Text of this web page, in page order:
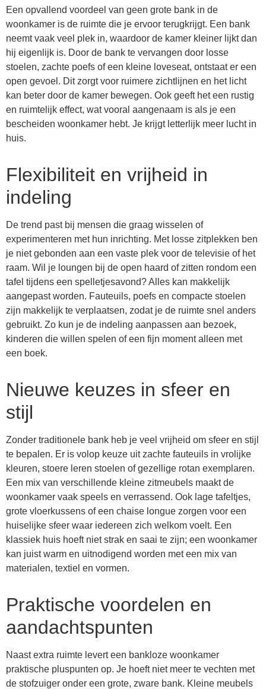
Een opvallend voordeel van geen grote bank in de
woonkamer is de ruimte die je ervoor terugkrijgt. Een bank
neemt vaak veel plek in, waardoor de kamer kleiner lijkt dan
hij eigenlijk is. Door de bank te vervangen door losse
stoelen, zachte poefs of een kleine loveseat, ontstaat er een
open gevoel. Dit zorgt voor ruimere zichtlijnen en het licht
kan beter door de kamer bewegen. Ook geeft het een rustig
en ruimtelijk effect, wat vooral aangenaam is als je een
bescheiden woonkamer hebt. Je krijgt letterlijk meer lucht in
huis.
Flexibiliteit en vrijheid in
indeling
De trend past bij mensen die graag wisselen of
experimenteren met hun inrichting. Met losse zitplekken ben
je niet gebonden aan een vaste plek voor de televisie of het
raam. Wil je loungen bij de open haard of zitten rondom een
tafel tijdens een spelletjesavond? Alles kan makkelijk
aangepast worden. Fauteuils, poefs en compacte stoelen
zijn makkelijk te verplaatsen, zodat je de ruimte snel anders
gebruikt. Zo kun je de indeling aanpassen aan bezoek,
kinderen die willen spelen of een fijn moment alleen met
een boek.
Nieuwe keuzes in sfeer en
stijl
Zonder traditionele bank heb je veel vrijheid om sfeer en stijl
te bepalen. Er is volop keuze uit zachte fauteuils in vrolijke
kleuren, stoere leren stoelen of gezellige rotan exemplaren.
Een mix van verschillende kleine zitmeubels maakt de
woonkamer vaak speels en verrassend. Ook lage tafeltjes,
grote vloerkussens of een chaise longue zorgen voor een
huiselijke sfeer waar iedereen zich welkom voelt. Een
klassiek huis hoeft niet strak en saai te zijn; een woonkamer
kan juist warm en uitnodigend worden met een mix van
materialen, textiel en vormen.
Praktische voordelen en
aandachtspunten
Naast extra ruimte levert een bankloze woonkamer
praktische pluspunten op. Je hoeft niet meer te vechten met
de stofzuiger onder een grote, zware bank. Kleine meubels